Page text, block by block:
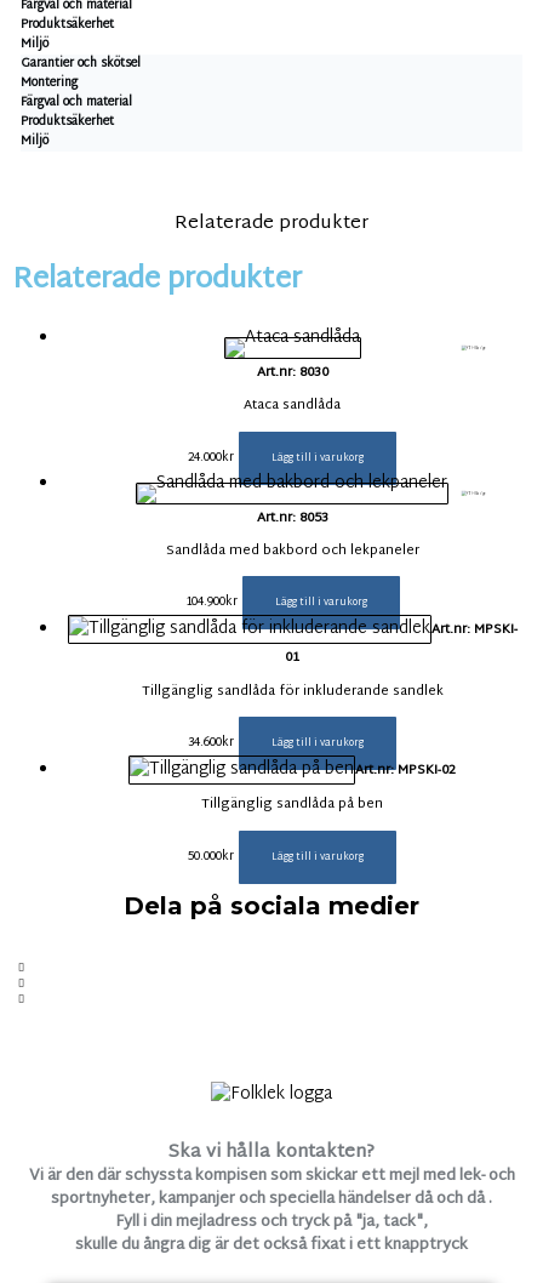
Färgval och material
Produktsäkerhet
Miljö
Garantier och skötsel
Montering
Färgval och material
Produktsäkerhet
Miljö
Relaterade produkter
Relaterade produkter
Art.nr: 8030
Ataca sandlåda
24.000kr Lägg till i varukorg
Art.nr: 8053
Sandlåda med bakbord och lekpaneler
104.900kr Lägg till i varukorg
Art.nr: MPSKI-
01
Tillgänglig sandlåda för inkluderande sandlek
34.600kr Lägg till i varukorg
Art.nr: MPSKI-02
Tillgänglig sandlåda på ben
50.000kr Lägg till i varukorg
Dela på sociala medier
Ska vi hålla kontakten?
Vi är den där schyssta kompisen som skickar ett mejl med lek- och
sportnyheter, kampanjer och speciella händelser då och då .
Fyll i din mejladress och tryck på "ja, tack",
skulle du ångra dig är det också fixat i ett knapptryck